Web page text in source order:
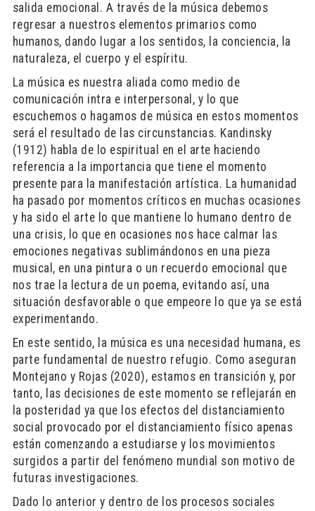
salida emocional. A través de la música debemos
regresar a nuestros elementos primarios como
humanos, dando lugar a los sentidos, la conciencia, la
naturaleza, el cuerpo y el espíritu.
La música es nuestra aliada como medio de
comunicación intra e interpersonal, y lo que
escuchemos o hagamos de música en estos momentos
será el resultado de las circunstancias. Kandinsky
(1912) habla de lo espiritual en el arte haciendo
referencia a la importancia que tiene el momento
presente para la manifestación artística. La humanidad
ha pasado por momentos críticos en muchas ocasiones
y ha sido el arte lo que mantiene lo humano dentro de
una crisis, lo que en ocasiones nos hace calmar las
emociones negativas sublimándonos en una pieza
musical, en una pintura o un recuerdo emocional que
nos trae la lectura de un poema, evitando así, una
situación desfavorable o que empeore lo que ya se está
experimentando.
En este sentido, la música es una necesidad humana, es
parte fundamental de nuestro refugio. Como aseguran
Montejano y Rojas (2020), estamos en transición y, por
tanto, las decisiones de este momento se reflejarán en
la posteridad ya que los efectos del distanciamiento
social provocado por el distanciamiento físico apenas
están comenzando a estudiarse y los movimientos
surgidos a partir del fenómeno mundial son motivo de
futuras investigaciones.
Dado lo anterior y dentro de los procesos sociales